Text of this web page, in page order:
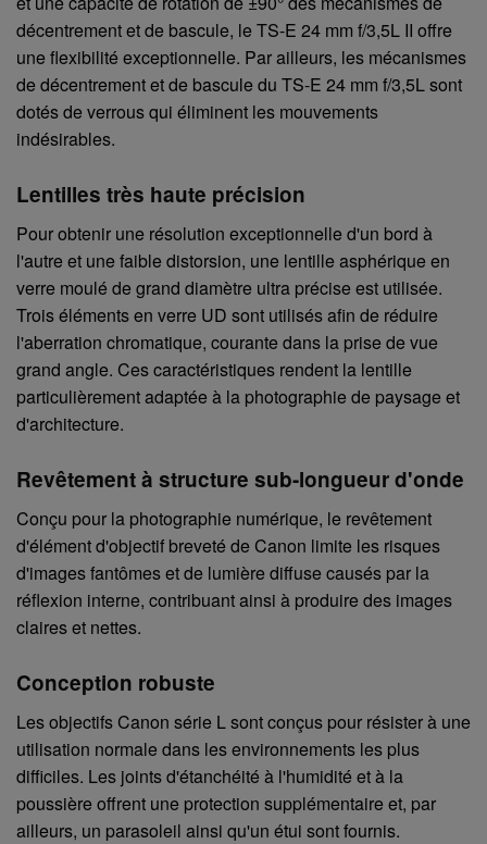
décentrement et de bascule, le TS-E 24 mm f/3,5L II offre
une flexibilité exceptionnelle. Par ailleurs, les mécanismes
de décentrement et de bascule du TS-E 24 mm f/3,5L sont
dotés de verrous qui éliminent les mouvements
indésirables.
Lentilles très haute précision
Pour obtenir une résolution exceptionnelle d'un bord à
l'autre et une faible distorsion, une lentille asphérique en
verre moulé de grand diamètre ultra précise est utilisée.
Trois éléments en verre UD sont utilisés afin de réduire
l'aberration chromatique, courante dans la prise de vue
grand angle. Ces caractéristiques rendent la lentille
particulièrement adaptée à la photographie de paysage et
d'architecture.
Revêtement à structure sub-longueur d'onde
Conçu pour la photographie numérique, le revêtement
d'élément d'objectif breveté de Canon limite les risques
d'images fantômes et de lumière diffuse causés par la
réflexion interne, contribuant ainsi à produire des images
claires et nettes.
Conception robuste
Les objectifs Canon série L sont conçus pour résister à une
utilisation normale dans les environnements les plus
difficiles. Les joints d'étanchéité à l'humidité et à la
poussière offrent une protection supplémentaire et, par
ailleurs, un parasoleil ainsi qu'un étui sont fournis.